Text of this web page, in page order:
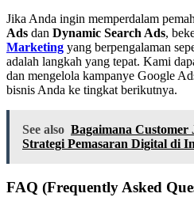
Jika Anda ingin memperdalam
Ads dan Dynamic Search Ads,
Marketing yang berpengalaman
adalah langkah yang tepat. Kami
dan mengelola kampanye Google
bisnis Anda ke tingkat berikutnya.
See also Bagaimana
Strategi Pemasaran Digital di
FAQ (Frequently Asked